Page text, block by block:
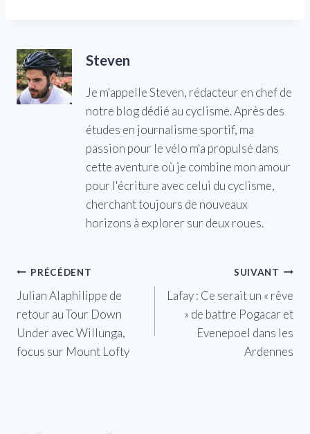
Steven
Je m'appelle Steven, rédacteur en chef de
notre blog dédié au cyclisme. Après des
études en journalisme sportif, ma
passion pour le vélo m'a propulsé dans
cette aventure où je combine mon amour
pour l'écriture avec celui du cyclisme,
cherchant toujours de nouveaux
horizons à explorer sur deux roues.
Navigation
de
l’article
PRÉCÉDENT
Julian Alaphilippe de
retour au Tour Down
Under avec Willunga,
focus sur Mount Lofty
SUIVANT
Lafay : Ce serait un « rêve
» de battre Pogacar et
Evenepoel dans les
Ardennes